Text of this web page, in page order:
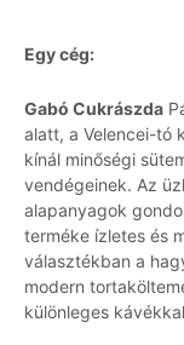
Egy cég:
Gabó Cukrászda
alatt, a Velencei-tó
kínál minőségi
vendégeinek. Az
alapanyagok
terméke ízletes és
választékban a
modern
különleges